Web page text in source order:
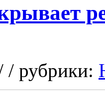
рубрики: